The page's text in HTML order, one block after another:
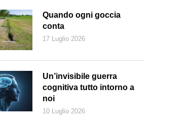
Quando ogni goccia
conta
17 Luglio 2026
Un’invisibile guerra
cognitiva tutto intorno a
noi
10 Luglio 2026